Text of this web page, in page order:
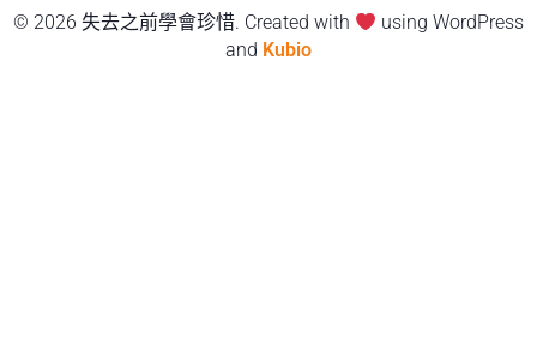
© 2026 失去之前學會珍惜. Created with
using WordPress
and Kubio